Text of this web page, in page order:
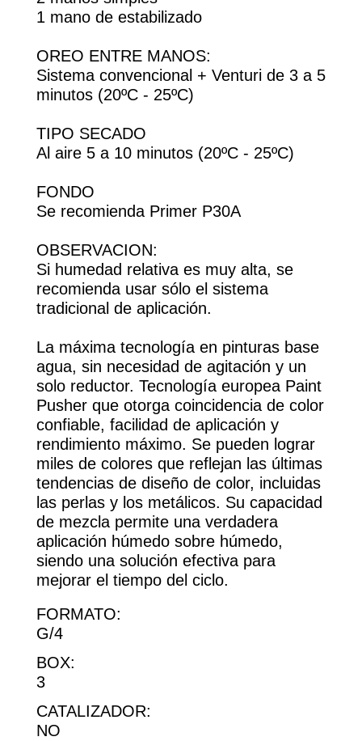
1 mano de estabilizado
OREO ENTRE MANOS:
Sistema convencional + Venturi de 3 a 5
minutos (20ºC - 25ºC)
TIPO SECADO
Al aire 5 a 10 minutos (20ºC - 25ºC)
FONDO
Se recomienda Primer P30A
OBSERVACION:
Si humedad relativa es muy alta, se
recomienda usar sólo el sistema
tradicional de aplicación.
La máxima tecnología en pinturas base
agua, sin necesidad de agitación y un
solo reductor. Tecnología europea Paint
Pusher que otorga coincidencia de color
confiable, facilidad de aplicación y
rendimiento máximo. Se pueden lograr
miles de colores que reflejan las últimas
tendencias de diseño de color, incluidas
las perlas y los metálicos. Su capacidad
de mezcla permite una verdadera
aplicación húmedo sobre húmedo,
siendo una solución efectiva para
mejorar el tiempo del ciclo.
FORMATO:
G/4
BOX:
3
CATALIZADOR:
NO